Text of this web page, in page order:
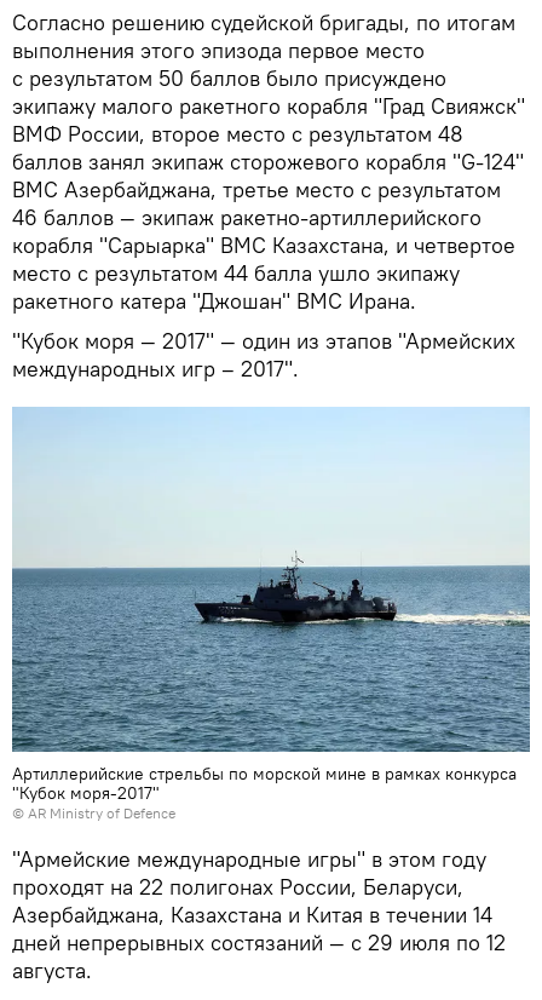
Согласно решению судейской бригады, по итогам
выполнения этого эпизода первое место
с результатом 50 баллов было присуждено
экипажу малого ракетного корабля "Град Свияжск"
ВМФ России, второе место с результатом 48
баллов занял экипаж сторожевого корабля "G-124"
ВМС Азербайджана, третье место с результатом
46 баллов — экипаж ракетно-артиллерийского
корабля "Сарыарка" ВМС Казахстана, и четвертое
место с результатом 44 балла ушло экипажу
ракетного катера "Джошан" ВМС Ирана.
"Кубок моря — 2017" — один из этапов "Армейских
международных игр – 2017".
Артиллерийские стрельбы по морской мине в рамках конкурса
"Кубок моря-2017"
© AR Ministry of Defence
"Армейские международные игры" в этом году
проходят на 22 полигонах России, Беларуси,
Азербайджана, Казахстана и Китая в течении 14
дней непрерывных состязаний — с 29 июля по 12
августа.